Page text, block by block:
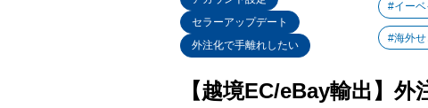
セラーアップデート
外注化で手離れしたい
#イーベ
#海外せ
【越境EC/eBay輸出】
権限ごと
セキュリ
1.8 2024年セラー